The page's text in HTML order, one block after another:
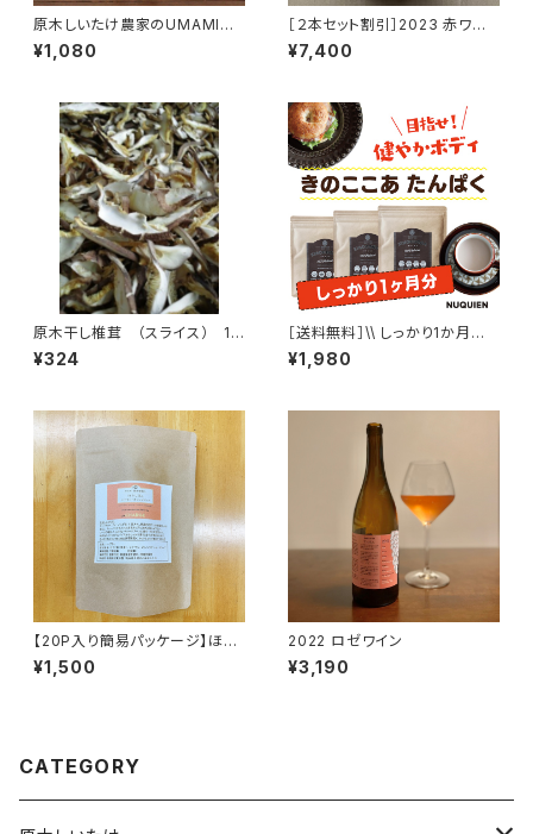
原木しいたけ農家のUMAMI
有機つゆ 「貫井園」×「弓削多
醤油」
¥1,080
［２本セット割引］2023 赤ワイ
ン ピノ・ノワール100％ １
本 と 2022 ロゼ １本
¥7,400
原木干し椎茸 （スライス） 15
ｇ ※簡易包装
¥324
［送料無料］\\ しっかり1か月分
// きのここあ 50g × 3袋
¥1,980
【20P入り簡易パッケージ】ほう
じ茶とシナモン・オレンジピール
のハーブティ [ティーバッグ
¥1,500
2022 ロゼワイン
¥3,190
CATEGORY